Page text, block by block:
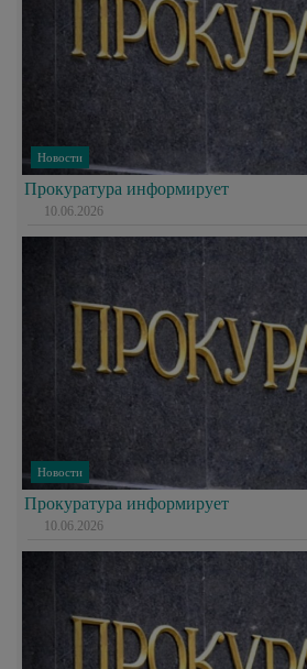
Новости
Прокуратура информирует
10.06.2026
Новости
Прокуратура информирует
10.06.2026